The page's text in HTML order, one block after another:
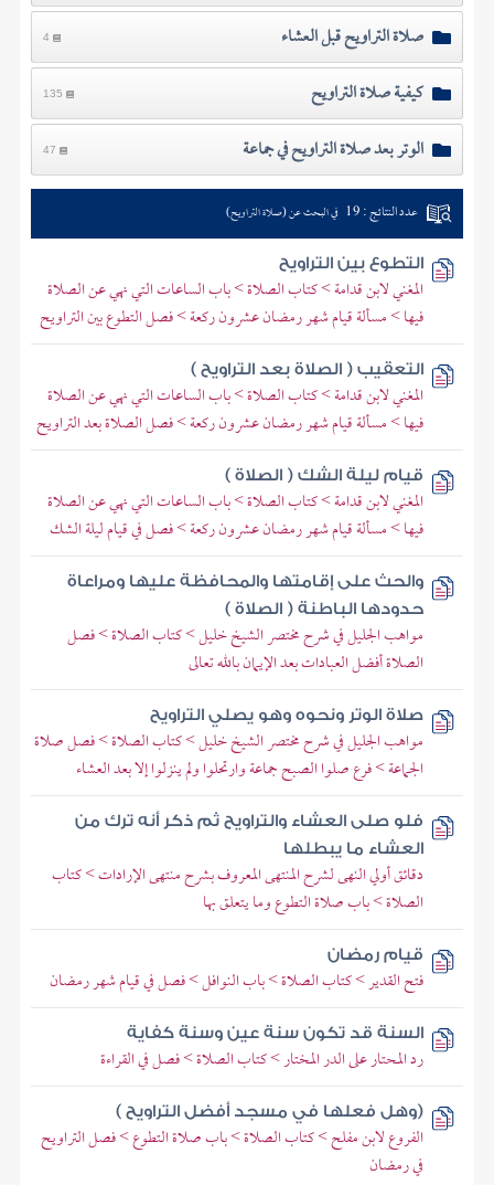
صلاة التراويح قبل العشاء 4
كيفية صلاة التراويح 135
الوتر بعد صلاة التراويح في جماعة 47
عدد النتائج : 19 في البحث عن (صلاة التراويح)
التطوع بين التراويح
المغني لابن قدامة > كتاب الصلاة > باب الساعات التي نهي عن الصلاة
فيها > مسألة قيام شهر رمضان عشرون ركعة > فصل التطوع بين التراويح
التعقيب ( الصلاة بعد التراويح )
المغني لابن قدامة > كتاب الصلاة > باب الساعات التي نهي عن الصلاة
فيها > مسألة قيام شهر رمضان عشرون ركعة > فصل الصلاة بعد التراويح
قيام ليلة الشك ( الصلاة )
المغني لابن قدامة > كتاب الصلاة > باب الساعات التي نهي عن الصلاة
فيها > مسألة قيام شهر رمضان عشرون ركعة > فصل في قيام ليلة الشك
والحث على إقامتها والمحافظة عليها ومراعاة
حدودها الباطنة ( الصلاة )
مواهب الجليل في شرح مختصر الشيخ خليل > كتاب الصلاة > فصل
الصلاة أفضل العبادات بعد الإيمان بالله تعالى
صلاة الوتر ونحوه وهو يصلي التراويح
مواهب الجليل في شرح مختصر الشيخ خليل > كتاب الصلاة > فصل صلاة
الجماعة > فرع صلوا الصبح جماعة وارتحلوا ولم ينزلوا إلا بعد العشاء
فلو صلى العشاء والتراويح ثم ذكر أنه ترك من
العشاء ما يبطلها
دقائق أولي النهى لشرح المنتهى المعروف بشرح منتهى الإرادات > كتاب
الصلاة > باب صلاة التطوع وما يتعلق بها
قيام رمضان
فتح القدير > كتاب الصلاة > باب النوافل > فصل في قيام شهر رمضان
السنة قد تكون سنة عين وسنة كفاية
رد المحتار على الدر المختار > كتاب الصلاة > فصل في القراءة
(وهل فعلها في مسجد أفضل التراويح )
الفروع لابن مفلح > كتاب الصلاة > باب صلاة التطوع > فصل التراويح
في رمضان